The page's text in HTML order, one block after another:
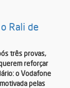
Rali de
três provas,
reforçar
o Vodafone
pelas